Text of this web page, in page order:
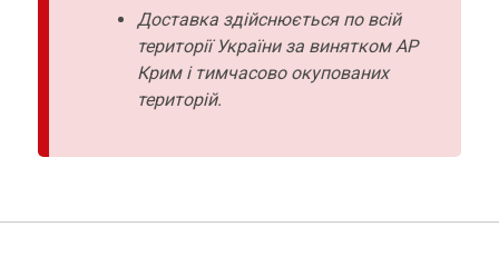
Доставка здійснюється по всій
території України за винятком АР
Крим і тимчасово окупованих
територій.